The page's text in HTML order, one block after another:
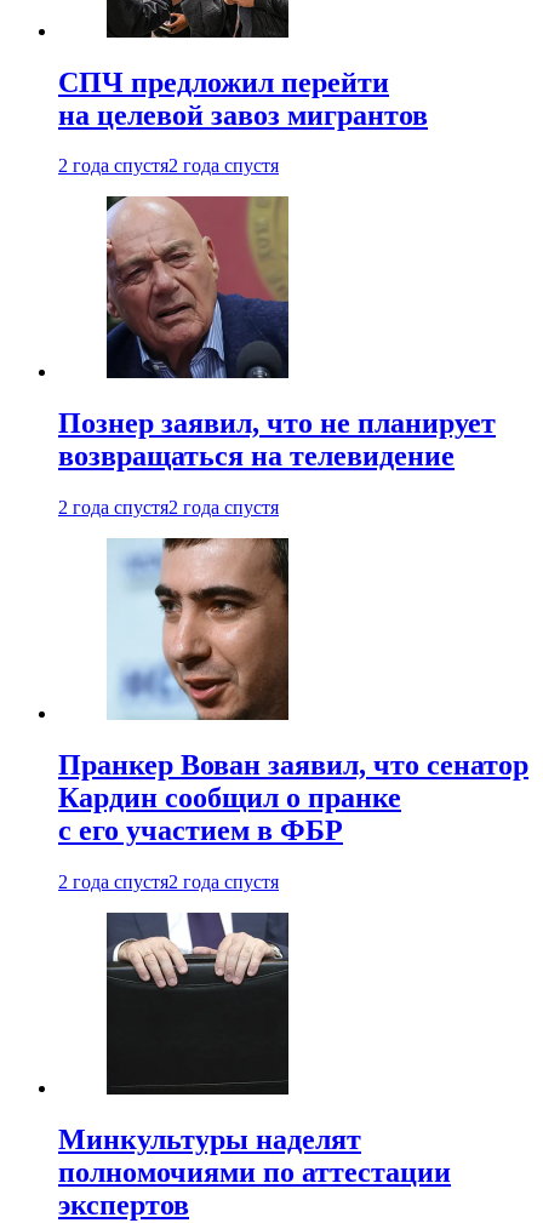
СПЧ предложил перейти
на целевой завоз мигрантов
2 года спустя2 года спустя
Познер заявил, что не планирует
возвращаться на телевидение
2 года спустя2 года спустя
Пранкер Вован заявил, что сенатор
Кардин сообщил о пранке
с его участием в ФБР
2 года спустя2 года спустя
Минкультуры наделят
полномочиями по аттестации
экспертов